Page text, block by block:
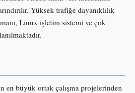
Yüksek trafiğe dayanıklılık
Linux işletim sistemi ve çok
en büyük ortak çalışma projelerinden